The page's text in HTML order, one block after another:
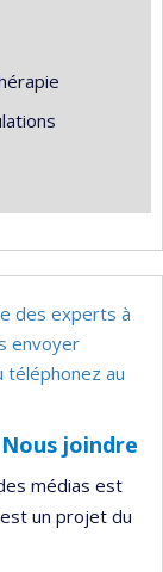
des experts à
envoyer
téléphonez au
Nous joindre
médias est
un projet du